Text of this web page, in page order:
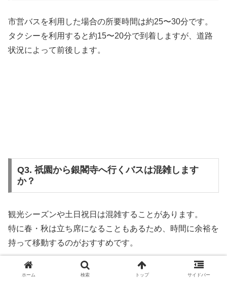
市営バスを利用した場合の所要時間は約25〜30分です。
タクシーを利用すると約15〜20分で到着しますが、道路
状況によって前後します。
Q3. 祇園から銀閣寺へ行くバスは混雑します
か？
観光シーズンや土日祝日は混雑することがあります。
特に春・秋は立ち席になることもあるため、時間に余裕を
持って移動するのがおすすめです。
ホーム 検索 トップ サイドバー